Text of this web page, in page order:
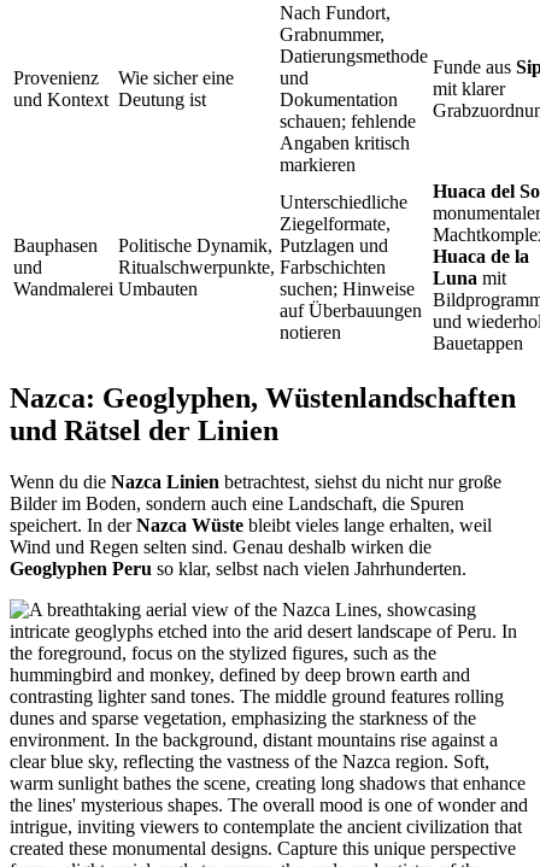
Provenienz
und Kontext
Wie sicher eine
Deutung ist
Nach Fundort,
Grabnummer,
Datierungsmethode
und
Dokumentation
schauen; fehlende
Angaben kritisch
markieren
Funde aus
mit klarer
Bauphasen
und
Wandmalerei
Politische Dynamik,
Ritualschwerpunkte,
Umbauten
Unterschiedliche
Ziegelformate,
Putzlagen und
Farbschichten
suchen; Hinweise
auf Überbauungen
notieren
Huaca del
monumentaler
Huaca de la
Luna mit
und
Bauetappen
Nazca: Geoglyphen, Wüstenlandschaften
und Rätsel der Linien
Wenn du die Nazca Linien betrachtest, siehst du nicht nur große
Bilder im Boden, sondern auch eine Landschaft, die Spuren
speichert. In derNazca Wüste bleibt vieles lange erhalten, weil
Wind und Regen selten sind. Genau deshalb wirken die
Geoglyphen Peru so klar, selbst nach vielen Jahrhunderten.